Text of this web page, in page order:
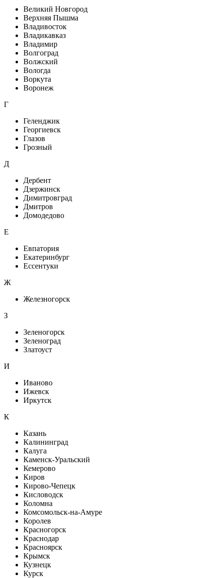
Великий Новгород
Верхняя Пышма
Владивосток
Владикавказ
Владимир
Волгоград
Волжский
Вологда
Воркута
Воронеж
Г
Геленджик
Георгиевск
Глазов
Грозный
Д
Дербент
Дзержинск
Димитровград
Дмитров
Домодедово
Е
Евпатория
Екатеринбург
Ессентуки
Ж
Железногорск
З
Зеленогорск
Зеленоград
Златоуст
И
Иваново
Ижевск
Иркутск
К
Казань
Калининград
Калуга
Каменск-Уральский
Кемерово
Киров
Кирово-Чепецк
Кисловодск
Коломна
Комсомольск-на-Амуре
Королев
Красногорск
Краснодар
Красноярск
Крымск
Кузнецк
Курск